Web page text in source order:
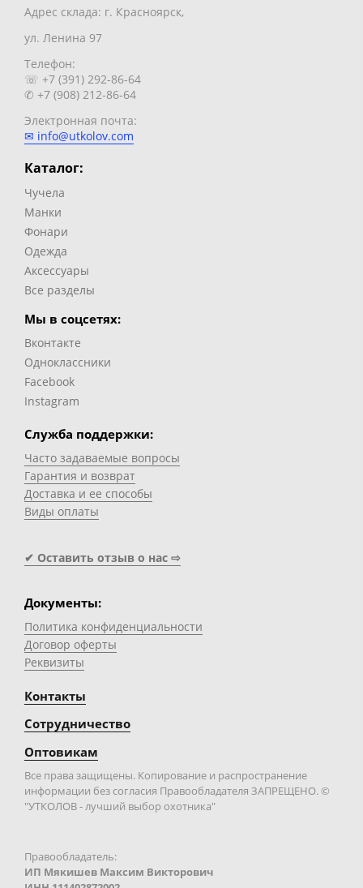
Адрес склада: г. Красноярск,
ул. Ленина 97
Телефон:
☏ +7 (391) 292-86-64
✆ +7 (908) 212-86-64
Электронная почта:
✉ info@utkolov.com
Каталог:
Чучела
Манки
Фонари
Одежда
Аксессуары
Все разделы
Мы в соцсетях:
Вконтакте
Одноклассники
Facebook
Instagram
Служба поддержки:
Часто задаваемые вопросы
Гарантия и возврат
Доставка и ее способы
Виды оплаты
✔ Оставить отзыв о нас ⇨
Документы:
Политика конфиденциальности
Договор оферты
Реквизиты
Контакты
Сотрудничество
Оптовикам
Все права защищены. Копирование и распространение
информации без согласия Правообладателя ЗАПРЕЩЕНО. ©
"УТКОЛОВ - лучший выбор охотника"
Правообладатель:
ИП Мякишев Максим Викторович